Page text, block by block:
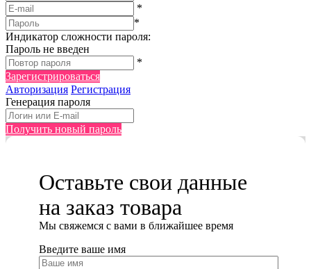
*
*
Индикатор сложности пароля:
Пароль не введен
*
Зарегистрироваться
Авторизация Регистрация
Генерация пароля
Получить новый пароль
Оставьте свои данные
на заказ товара
Мы cвяжемся с вами в ближайшее время
Введите ваше имя